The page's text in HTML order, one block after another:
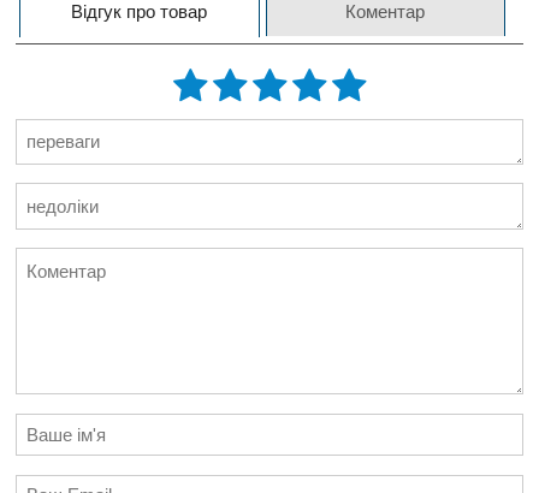
Відгук про товар Коментар